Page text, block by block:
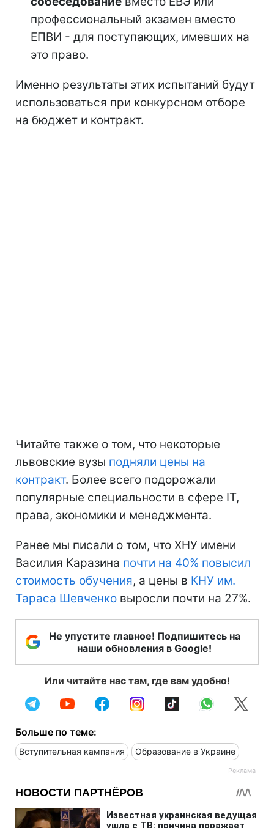
профессиональный экзамен вместо
ЕПВИ - для поступающих, имевших на
это право.
Именно результаты этих испытаний будут
использоваться при конкурсном отборе
на бюджет и контракт.
Читайте также о том, что некоторые
львовские вузы подняли цены на
контракт. Более всего подорожали
популярные специальности в сфере ІТ,
права, экономики и менеджмента.
Ранее мы писали о том, что ХНУ имени
Василия Каразина почти на 40% повысил
стоимость обучения, а цены в КНУ им.
Тараса Шевченко выросли почти на 27%.
Не упустите главное! Подпишитесь на
наши обновления в Google!
Или читайте нас там, где вам удобно!
Больше по теме:
Вступительная кампания Образование в Украине